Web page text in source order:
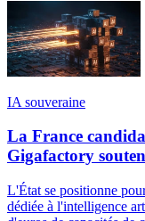
IA souveraine
La France
Gigafactory
L'État se positionne
dédiée à l'intelligence